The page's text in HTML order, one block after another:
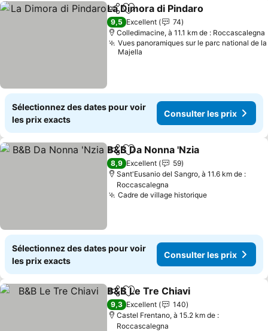
PartagerAjouter à mes favoris
La Dimora di Pindaro
9,5 Excellent
74
Colledimacine, à 11.1 km de : Roccascalegna
Vues panoramiques sur le parc national de la
Majella
Sélectionnez des dates pour voir
les prix exacts
Consulter les prix
PartagerAjouter à mes favoris
B&B Da Nonna 'Nzia
8,9 Excellent
59
Sant'Eusanio del Sangro, à 11.6 km de :
Roccascalegna
Cadre de village historiqueConsulter
Sélectionnez des dates pour voir
les prix exacts
Consulter les prix
PartagerAjouter à mes favoris
B&B Le Tre Chiavi
9,3 Excellent
140
Castel Frentano, à 15.2 km de :
Roccascalegna